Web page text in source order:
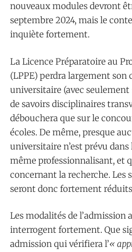
nouveaux modules devront
septembre 2024, mais le
inquiète fortement.
La Licence Préparatoire au
(LPPE) perdra largement son
universitaire (avec
de savoirs disciplinaires
débouchera que sur le
écoles. De même, presque
universitaire n’est prévu dans
même professionnalisant, et
concernant la recherche. Les
seront donc fortement
Les modalités de l’admission
interrogent fortement. Que
admission qui vérifiera l’«